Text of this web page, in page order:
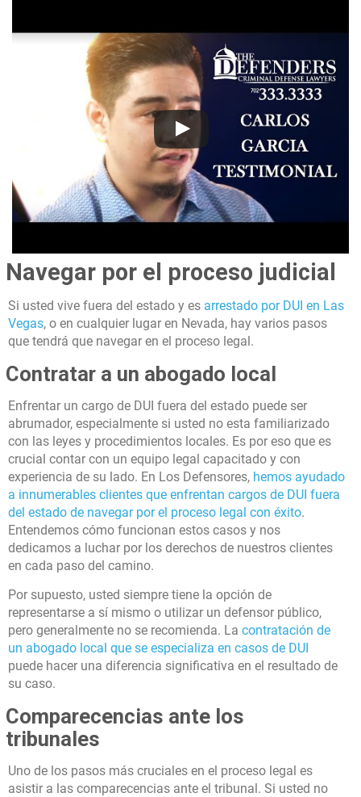
Navegar por el proceso judicial
Si usted vive fuera del estado y es arrestado por DUI en Las
Vegas, o en cualquier lugar en Nevada, hay varios pasos
que tendrá que navegar en el proceso legal.
Contratar a un abogado local
Enfrentar un cargo de DUI fuera del estado puede ser
abrumador, especialmente si usted no esta familiarizado
con las leyes y procedimientos locales. Es por eso que es
crucial contar con un equipo legal capacitado y con
experiencia de su lado. En Los Defensores, hemos ayudado
a innumerables clientes que enfrentan cargos de DUI fuera
del estado de navegar por el proceso legal con éxito.
Entendemos cómo funcionan estos casos y nos
dedicamos a luchar por los derechos de nuestros clientes
en cada paso del camino.
Por supuesto, usted siempre tiene la opción de
representarse a sí mismo o utilizar un defensor público,
pero generalmente no se recomienda. La contratación de
un abogado local que se especializa en casos de DUI
puede hacer una diferencia significativa en el resultado de
su caso.
Comparecencias ante los
tribunales
Uno de los pasos más cruciales en el proceso legal es
asistir a las comparecencias ante el tribunal. Si usted no